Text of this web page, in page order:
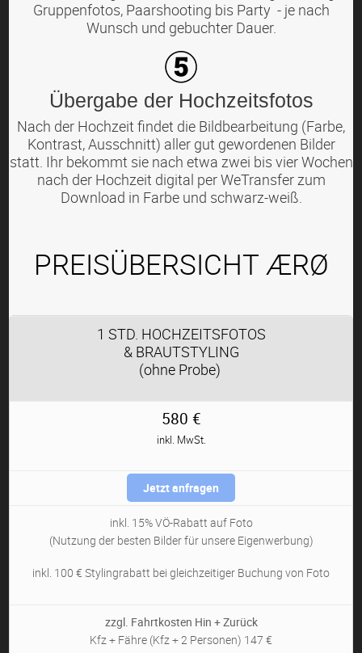
Gruppenfotos, Paarshooting bis Party - je nach
Wunsch und gebuchter Dauer.
Übergabe der Hochzeitsfotos
Nach der Hochzeit findet die Bildbearbeitung (Farbe,
Kontrast, Ausschnitt) aller gut gewordenen Bilder
statt. Ihr bekommt sie nach etwa zwei bis vier Wochen
nach der Hochzeit digital per WeTransfer zum
Download in Farbe und schwarz-weiß.
PREISÜBERSICHT ÆRØ
1 STD. HOCHZEITSFOTOS
& BRAUTSTYLING
(ohne Probe)
580 €
inkl. MwSt.
Jetzt anfragen
inkl. 15% VÖ-Rabatt auf Foto
(Nutzung der besten Bilder für unsere Eigenwerbung)
inkl. 100 € Stylingrabatt bei gleichzeitiger Buchung von Foto
zzgl. Fahrtkosten Hin + Zurück
Kfz + Fähre (Kfz + 2 Personen) 147 €